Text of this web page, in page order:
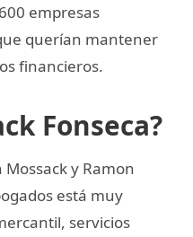
empresas
querían mantener
financieros.
Fonseca?
y Ramon
está muy
servicios